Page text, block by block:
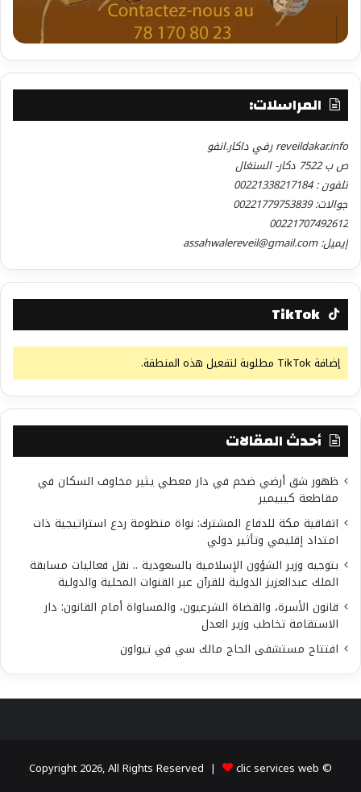
المراسلات:
reveildakar.info رفي داكار.انفو
ص ب 7522 دكار- السنغال
تلفون : 00221338217184
جوالات: 00221779753839
00221707492612
إيميل: assahwalereveil@gmail.com
TikTok
إضافة TikTok مطلوبة لتفعيل هذه المنطقة.
أحدث المقالات
ظهور شق أرضي ضخم في دار معطي يثير مخاوف السكان في
مقاطعة كيبيمير
اتفاقية مكة للدفاع المشترك: نواة منظومة ردع استراتيجية ذات
امتداد إقليمي وتأثير دولي
بتوجيه وزير الشؤون الإسلامية بالسعودية .. نقل فعاليات مسابقة
الملك عبدالعزيز الدولية للقرآن عبر القنوات المحلية والدولية
قانون الأسرة، والقضاة الشرعيون، والمساواة أمام القانون: دار
الاستقامة تخاطب وزير العدل
افتتاح مستشفى الحاج مالك سي في تيواون
© Copyright 2026, All Rights Reserved |
clic services web